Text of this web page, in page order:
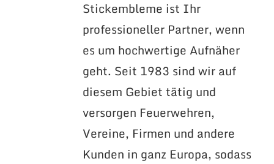
Stickembleme ist Ihr
professioneller Partner, wenn
es um hochwertige Aufnäher
geht. Seit 1983 sind wir auf
diesem Gebiet tätig und
versorgen Feuerwehren,
Vereine, Firmen und andere
Kunden in ganz Europa, sodass